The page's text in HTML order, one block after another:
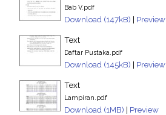
Bab V.pdf
Download (147kB) | Preview
Text
Daftar Pustaka.pdf
Download (145kB) | Preview
Text
Lampiran.pdf
Download (1MB) | Preview